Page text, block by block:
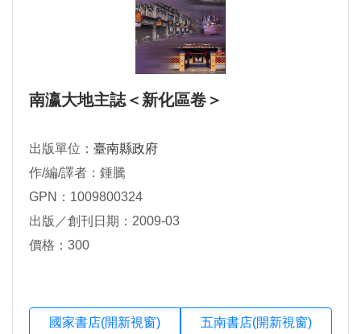
南瀛大地主誌＜新化區卷＞
出版單位： 臺南縣政府
作/編/譯者：鍾騰
GPN：1009800324
出版／創刊日期：2009-03
價格：300
國家書店(開新視窗) 五南書店(開新視窗)